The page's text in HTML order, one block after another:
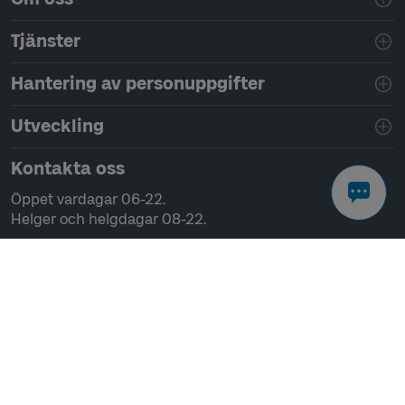
Tjänster
Hantering av personuppgifter
Utveckling
Kontakta oss
Öppet vardagar 06-22.
Helger och helgdagar 08-22.